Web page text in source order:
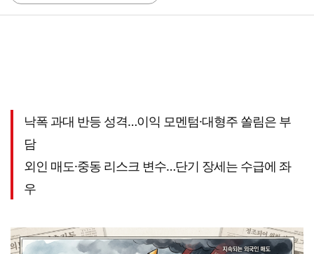
낙폭 과대 반등 성격…이익 모멘텀·대형주 쏠림은 부
담
외인 매도·중동 리스크 변수…단기 장세는 수급에 좌
우